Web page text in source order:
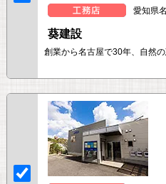
愛知県
葵建設
創業から名古屋で30年、自然